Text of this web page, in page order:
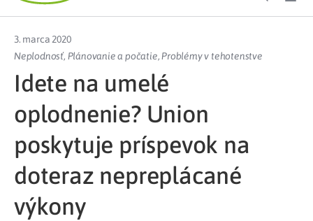
3. marca 2020
Neplodnosť, Plánovanie a počatie,Problémy v tehotenstve
Idete na umelé
oplodnenie? Union
poskytuje príspevok na
doteraz nepreplácané
výkony